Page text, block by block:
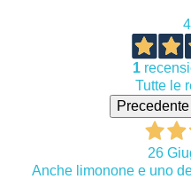
1
Tutte le
Precedente
26
Anche limonone e uno